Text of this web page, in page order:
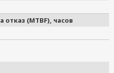
(MTBF), часов